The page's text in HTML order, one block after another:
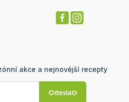
akce a nejnovější recepty
Odeslat